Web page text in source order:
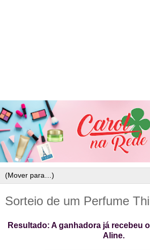
Sorteio de um Perfume
Resultado: A ganhadora já recebeu
Aline.